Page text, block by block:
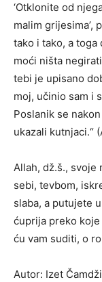
‘Otklonite od
malim grijesima’,
tako i tako, a toga
moći ništa
tebi je upisano
moj, učinio sam i
Poslanik se
ukazali kutnjaci.“
Allah, dž.š., svoje
sebi, tevbom,
slaba, a putujete
ćuprija preko koje
ću vam suditi, o
Autor: Izet